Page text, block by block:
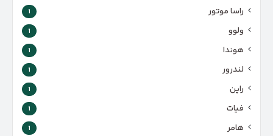
راسا موتور 1
ولوو 1
هوندا 1
لندرور 1
راین 1
فیات 1
هامر 1